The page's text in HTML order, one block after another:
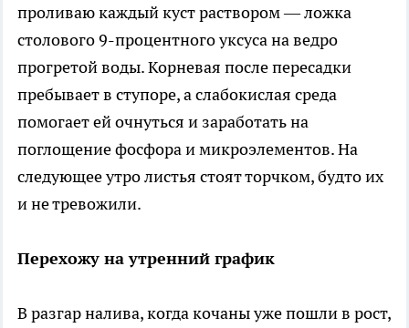
проливаю каждый куст раствором — ложка
столового 9-процентного уксуса на ведро
прогретой воды. Корневая после пересадки
пребывает в ступоре, а слабокислая среда
помогает ей очнуться и заработать на
поглощение фосфора и микроэлементов. На
следующее утро листья стоят торчком, будто их
и не тревожили.
Перехожу на утренний график
В разгар налива, когда кочаны уже пошли в рост,